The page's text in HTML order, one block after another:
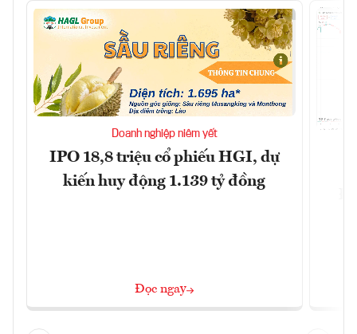
Doanh nghiệp niêm yết
IPO 18,8 triệu cổ phiếu HGI, dự
kiến huy động 1.139 tỷ đồng
Đọc ngay